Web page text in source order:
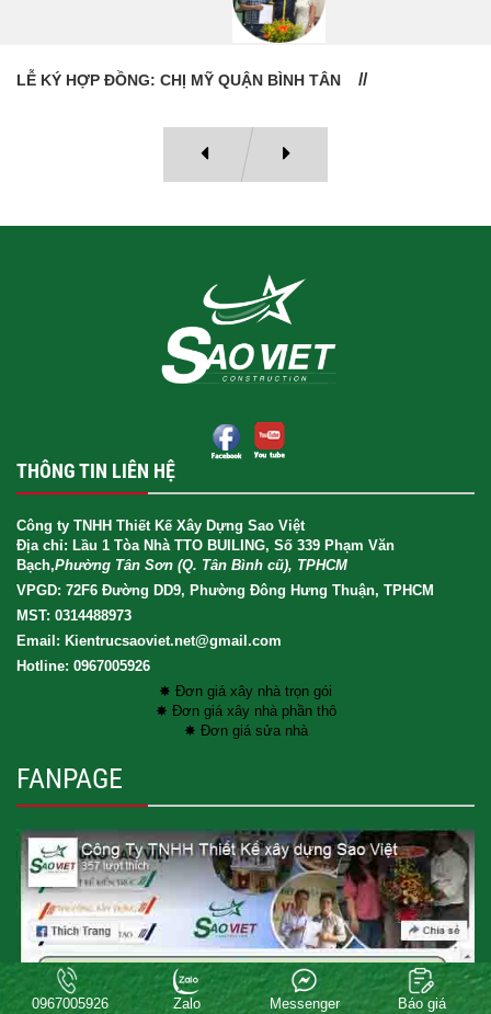
LỄ BÀN GIAO NHÀ: CÔ VÂN QUẬN 11
THÔNG TIN LIÊN HỆ
Công ty TNHH Thiết Kế Xây Dựng Sao Việt
Địa chỉ: Lầu 1 Tòa Nhà TTO BUILING, Số 339 Phạm Văn
Bạch,Phường Tân Sơn (Q. Tân Bình cũ), TPHCM
VPGD: 72F6 Đường DD9, Phường Đông Hưng Thuận, TPHCM
MST: 0314488973
Email: Kientrucsaoviet.net@gmail.com
Hotline: 0967005926
✸ Đơn giá xây nhà trọn gói
✸ Đơn giá xây nhà phần thô
✸ Đơn giá sửa nhà
FANPAGE
Copyright® 2017 XAY DUNG SAO VIET CO.LTD . All rights reserved.
0967005926 Zalo Messenger Báo giá